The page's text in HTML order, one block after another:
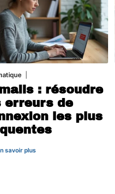
mails : résoudre
erreurs de
les plus
savoir plus